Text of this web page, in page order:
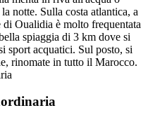
notte. Sulla costa atlantica, a
di Oualidia è molto frequentata
spiaggia di 3 km dove si
sport acquatici. Sul posto, si
rinomate in tutto il Marocco.